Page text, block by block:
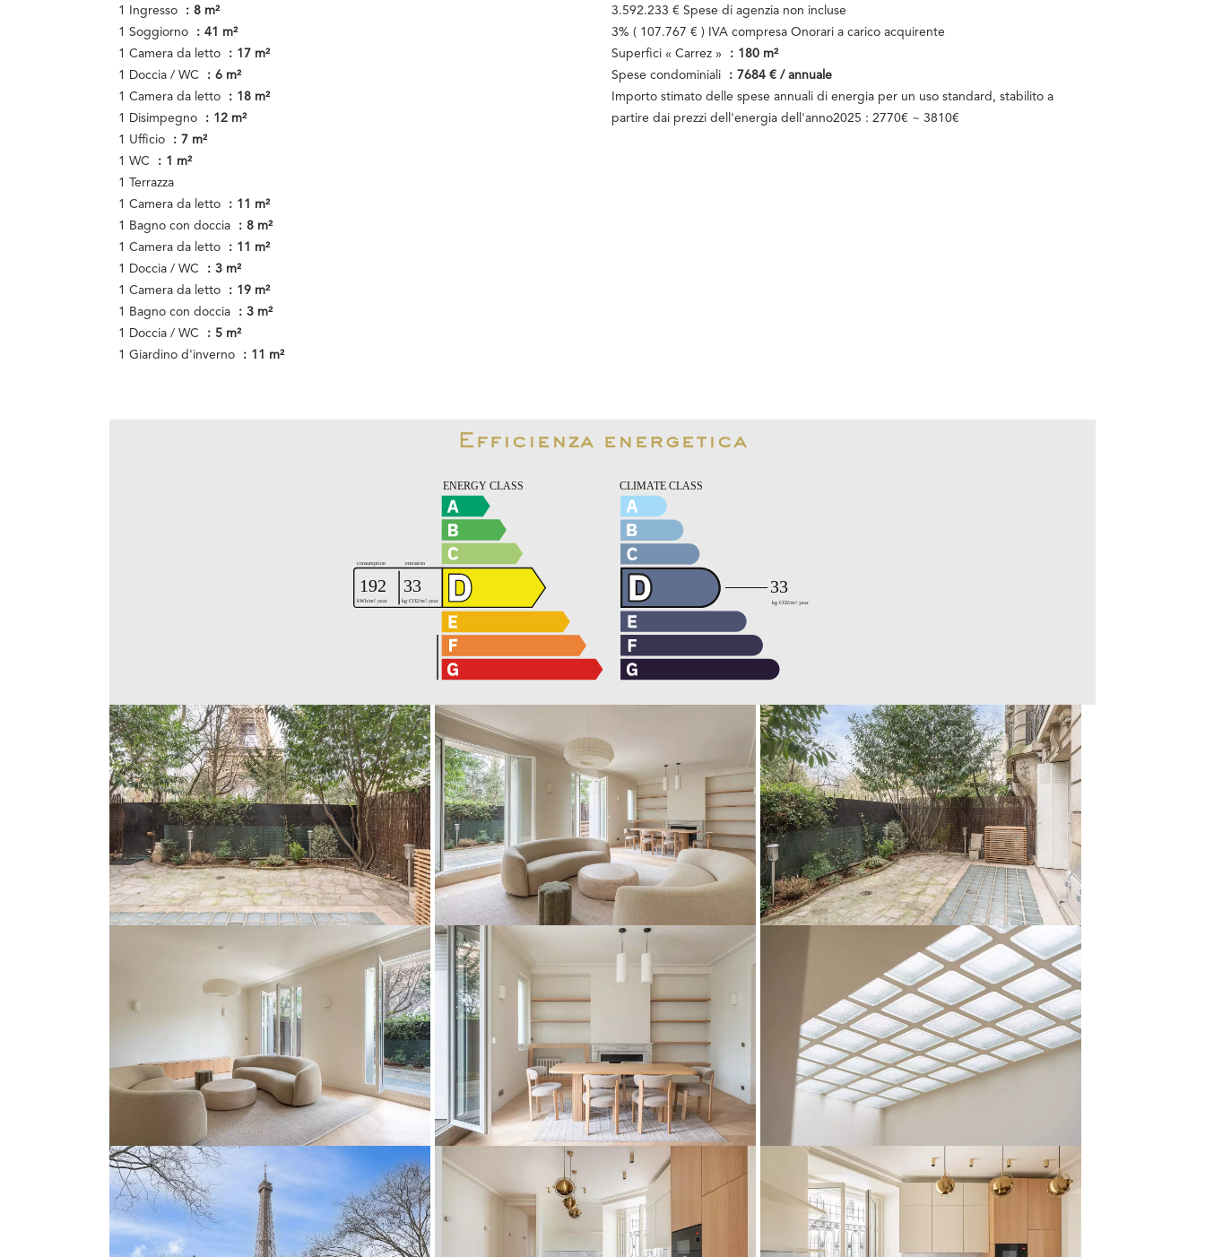
1 Ingresso
8 m²
1 Soggiorno
41 m²
1 Camera da letto
17 m²
1 Doccia / WC
6 m²
1 Camera da letto
18 m²
1 Disimpegno
12 m²
1 Ufficio
7 m²
1 WC
1 m²
1 Terrazza
1 Camera da letto
11 m²
1 Bagno con doccia
8 m²
1 Camera da letto
11 m²
1 Doccia / WC
3 m²
1 Camera da letto
19 m²
1 Bagno con doccia
3 m²
1 Doccia / WC
5 m²
1 Giardino d'inverno
11 m²
3.592.233 € Spese di agenzia non incluse
3% ( 107.767 € ) IVA compresa Onorari a carico acquirente
Superfici « Carrez »
180 m²
Spese condominiali
7684 € / annuale
Importo stimato delle spese annuali di energia per un uso standard, stabilito a
partire dai prezzi dell'energia dell'anno2025 : 2770€ ~ 3810€
Efficienza energetica